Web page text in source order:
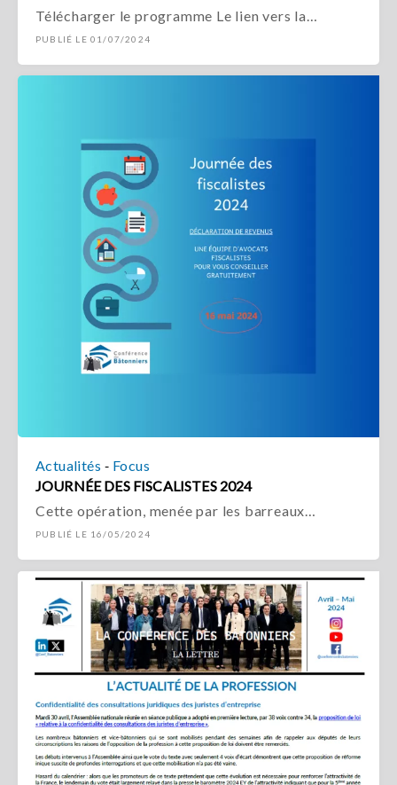
Télécharger le programme Le lien vers la…
PUBLIÉ LE 01/07/2024
Actualités - Focus
JOURNÉE DES FISCALISTES 2024
Cette opération, menée par les barreaux…
PUBLIÉ LE 16/05/2024